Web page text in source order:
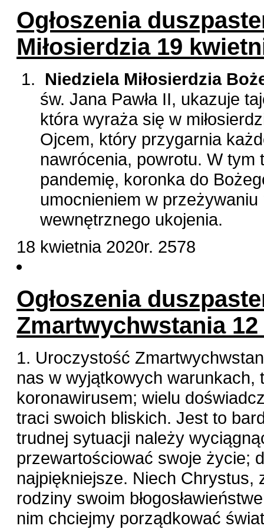
Ogłoszenia
Miłosierdzia 19
Niedziela Miłosierdzia
św. Jana Pawła II, ukazuje
która wyraża się w
Ojcem, który przygarnia
nawrócenia, powrotu. W
pandemię, koronka do
umocnieniem w
wewnętrznego ukojenia.
18 kwietnia 2020r. 2578
Ogłoszenia
Zmartwychwstania
1. Uroczystość
nas w wyjątkowych warunkach,
koronawirusem; wielu
traci swoich bliskich. Jest to
trudnej sytuacji należy
przewartościować swoje życie;
najpiękniejsze. Niech
rodziny swoim
nim chciejmy porządkować